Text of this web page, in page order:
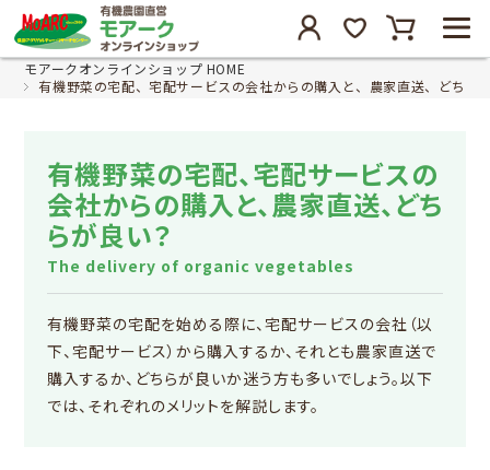
モアークオンラインショップ HOME
有機野菜の宅配、宅配サービスの会社からの購入と、農家直送、どちら
有機野菜の宅配、宅配サービスの
会社からの購入と、農家直送、どち
らが良い？
The delivery of organic vegetables
有機野菜の宅配を始める際に、宅配サービスの会社（以
下、宅配サービス）から購入するか、それとも農家直送で
購入するか、どちらが良いか迷う方も多いでしょう。以下
では、それぞれのメリットを解説します。